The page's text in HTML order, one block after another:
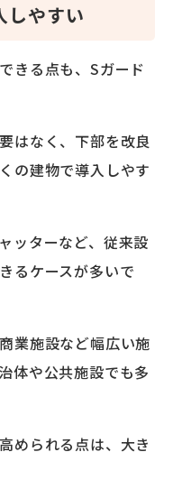
しやすい
きる点も、Sガード
はなく、下部を改良
の建物で導入しやす
ッターなど、従来設
るケースが多いで
業施設など幅広い施
体や公共施設でも多
められる点は、大き